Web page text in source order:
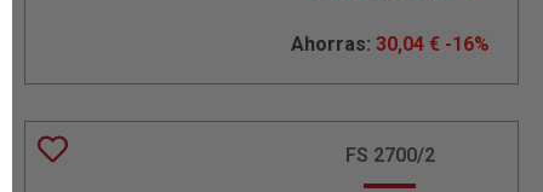
Ahorras: 30,04 € -16%
FS 2700/2